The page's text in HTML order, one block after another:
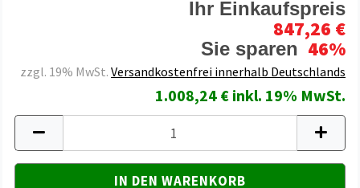
Ihr Einkaufspreis
847,26 €
Sie sparen 46%
zzgl. 19% MwSt. Versandkostenfrei innerhalb Deutschlands
1.008,24 € inkl. 19% MwSt.